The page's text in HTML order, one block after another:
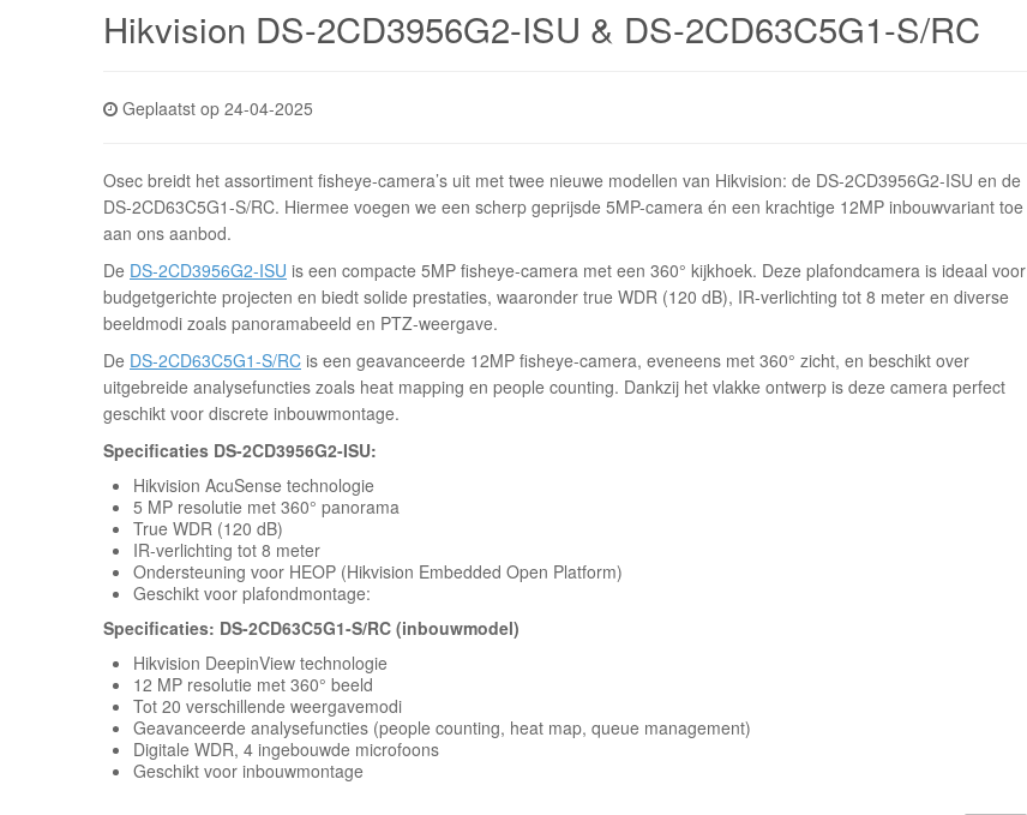
Hikvision DS-2CD3956G2-ISU & DS-2CD63C5G1-S/RC
Geplaatst op 24-04-2025
Osec breidt het assortiment fisheye-camera’s uit met twee nieuwe modellen van Hikvision: de DS-2CD3956G2-ISU en de
DS-2CD63C5G1-S/RC. Hiermee voegen we een scherp geprijsde 5MP-camera én een krachtige 12MP inbouwvariant toe
aan ons aanbod.
De DS-2CD3956G2-ISU is een compacte 5MP fisheye-camera met een 360° kijkhoek. Deze plafondcamera is ideaal voor
budgetgerichte projecten en biedt solide prestaties, waaronder true WDR (120 dB), IR-verlichting tot 8 meter en diverse
beeldmodi zoals panoramabeeld en PTZ-weergave.
De DS-2CD63C5G1-S/RC is een geavanceerde 12MP fisheye-camera, eveneens met 360° zicht, en beschikt over
uitgebreide analysefuncties zoals heat mapping en people counting. Dankzij het vlakke ontwerp is deze camera perfect
geschikt voor discrete inbouwmontage.
Specificaties DS-2CD3956G2-ISU:
Hikvision AcuSense technologie
5 MP resolutie met 360° panorama
True WDR (120 dB)
IR-verlichting tot 8 meter
Ondersteuning voor HEOP (Hikvision Embedded Open Platform)
Geschikt voor plafondmontage:
Specificaties: DS-2CD63C5G1-S/RC (inbouwmodel)
Hikvision DeepinView technologie
12 MP resolutie met 360° beeld
Tot 20 verschillende weergavemodi
Geavanceerde analysefuncties (people counting, heat map, queue management)
Digitale WDR, 4 ingebouwde microfoons
Geschikt voor inbouwmontage